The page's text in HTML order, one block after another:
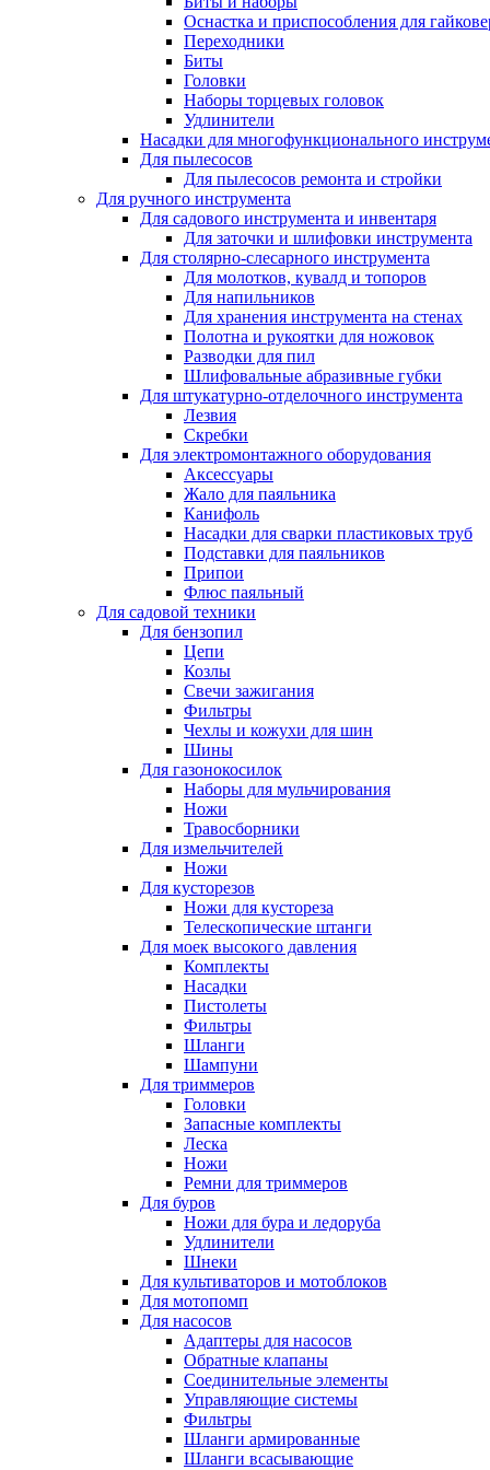
Оснастка и приспособления для
Переходники
Биты
Головки
Наборы торцевых головок
Удлинители
Насадки для многофункционального
Для пылесосов
Для пылесосов ремонта и стройки
Для ручного инструмента
Для садового инструмента и инвентаря
Для заточки и шлифовки инструмента
Для столярно-слесарного инструмента
Для молотков, кувалд и топоров
Для напильников
Для хранения инструмента на стенах
Полотна и рукоятки для ножовок
Разводки для пил
Шлифовальные абразивные губки
Для штукатурно-отделочного инструмента
Лезвия
Скребки
Для электромонтажного оборудования
Аксессуары
Жало для паяльника
Канифоль
Насадки для сварки пластиковых труб
Подставки для паяльников
Припои
Флюс паяльный
Для садовой техники
Для бензопил
Цепи
Козлы
Свечи зажигания
Фильтры
Чехлы и кожухи для шин
Шины
Для газонокосилок
Наборы для мульчирования
Ножи
Травосборники
Для измельчителей
Ножи
Для кусторезов
Ножи для кустореза
Телескопические штанги
Для моек высокого давления
Комплекты
Насадки
Пистолеты
Фильтры
Шланги
Шампуни
Для триммеров
Головки
Запасные комплекты
Леска
Ножи
Ремни для триммеров
Для буров
Ножи для бура и ледоруба
Удлинители
Шнеки
Для культиваторов и мотоблоков
Для мотопомп
Для насосов
Адаптеры для насосов
Обратные клапаны
Соединительные элементы
Управляющие системы
Фильтры
Шланги армированные
Шланги всасывающие